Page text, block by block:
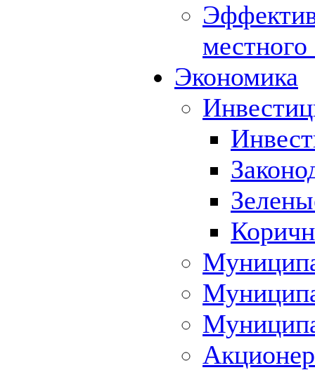
Экономика